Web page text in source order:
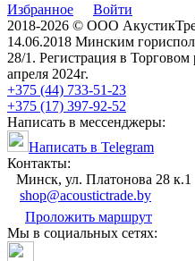
Избранное
Войти
2018-2026 © ООО
14.06.2018 Минским
28/1. Регистрация в
апреля 2024г.
+375 (44) 733-51-23
+375 (17) 397-92-52
Написать в мессенджеры:
Написать в Telegram
Контакты:
Минск, ул. Платонова 28 к.1
shop@acoustictrade.by
Проложить маршрут
Мы в социальных сетях: